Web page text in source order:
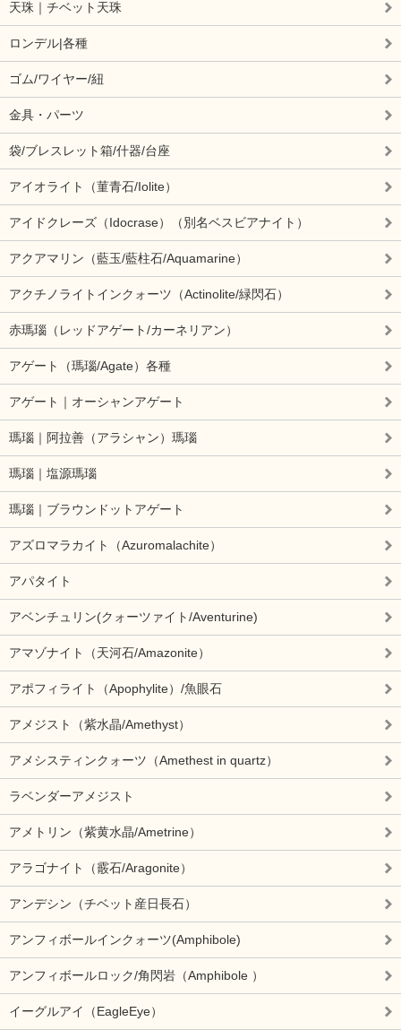
天珠｜チベット天珠
ロンデル|各種
ゴム/ワイヤー/紐
金具・パーツ
袋/ブレスレット箱/什器/台座
アイオライト（菫青石/Iolite）
アイドクレーズ（Idocrase）（別名ベスビアナイト）
アクアマリン（藍玉/藍柱石/Aquamarine）
アクチノライトインクォーツ（Actinolite/緑閃石）
赤瑪瑙（レッドアゲート/カーネリアン）
アゲート（瑪瑙/Agate）各種
アゲート｜オーシャンアゲート
瑪瑙｜阿拉善（アラシャン）瑪瑙
瑪瑙｜塩源瑪瑙
瑪瑙｜ブラウンドットアゲート
アズロマラカイト（Azuromalachite）
アパタイト
アベンチュリン(クォーツァイト/Aventurine)
アマゾナイト（天河石/Amazonite）
アポフィライト（Apophylite）/魚眼石
アメジスト（紫水晶/Amethyst）
アメシスティンクォーツ（Amethest in quartz）
ラベンダーアメジスト
アメトリン（紫黄水晶/Ametrine）
アラゴナイト（霰石/Aragonite）
アンデシン（チベット産日長石）
アンフィボールインクォーツ(Amphibole)
アンフィボールロック/角閃岩（Amphibole ）
イーグルアイ（EagleEye）